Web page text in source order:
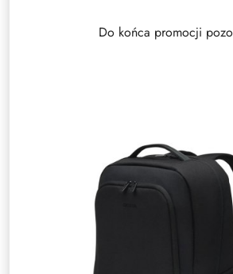
Do końca promocji